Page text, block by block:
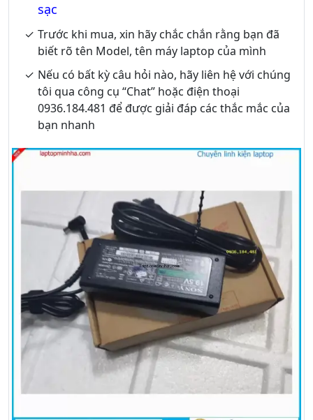
sạc
Trước khi mua, xin hãy chắc chắn rằng bạn đã
biết rõ tên Model, tên máy laptop của mình
Nếu có bất kỳ câu hỏi nào, hãy liên hệ với chúng
tôi qua công cụ “Chat” hoặc điện thoại
0936.184.481 để được giải đáp các thắc mắc của
bạn nhanh